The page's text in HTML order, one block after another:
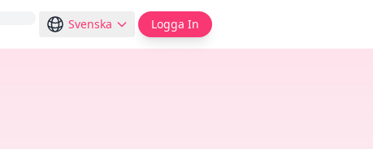
Svenska Logga In